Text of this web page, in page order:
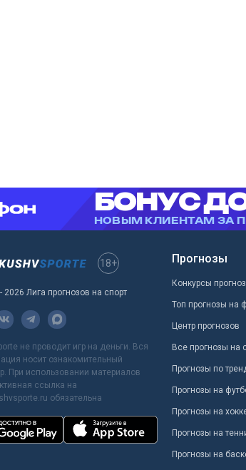
18+
2026 Лига прогнозов на спорт
не проводит игр на деньги. Вся
носит ознакомительный
При использовании материалов
ссылка на
обязательна
Прогнозы
Конкурсы
Топ прогнозы на
Центр прогнозов
Все прогнозы на
Прогнозы по
Прогнозы на
Прогнозы на
Прогнозы на
Прогнозы на